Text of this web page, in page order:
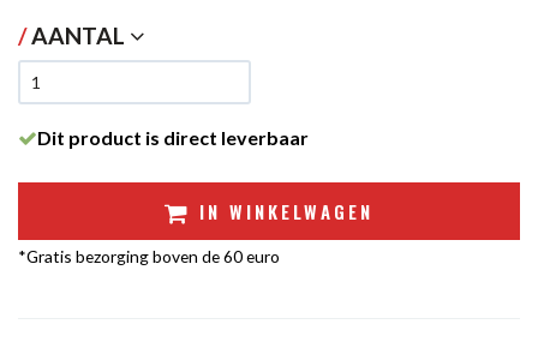
/AANTAL
Dit product is direct leverbaar
IN WINKELWAGEN
*Gratis bezorging boven de 60 euro